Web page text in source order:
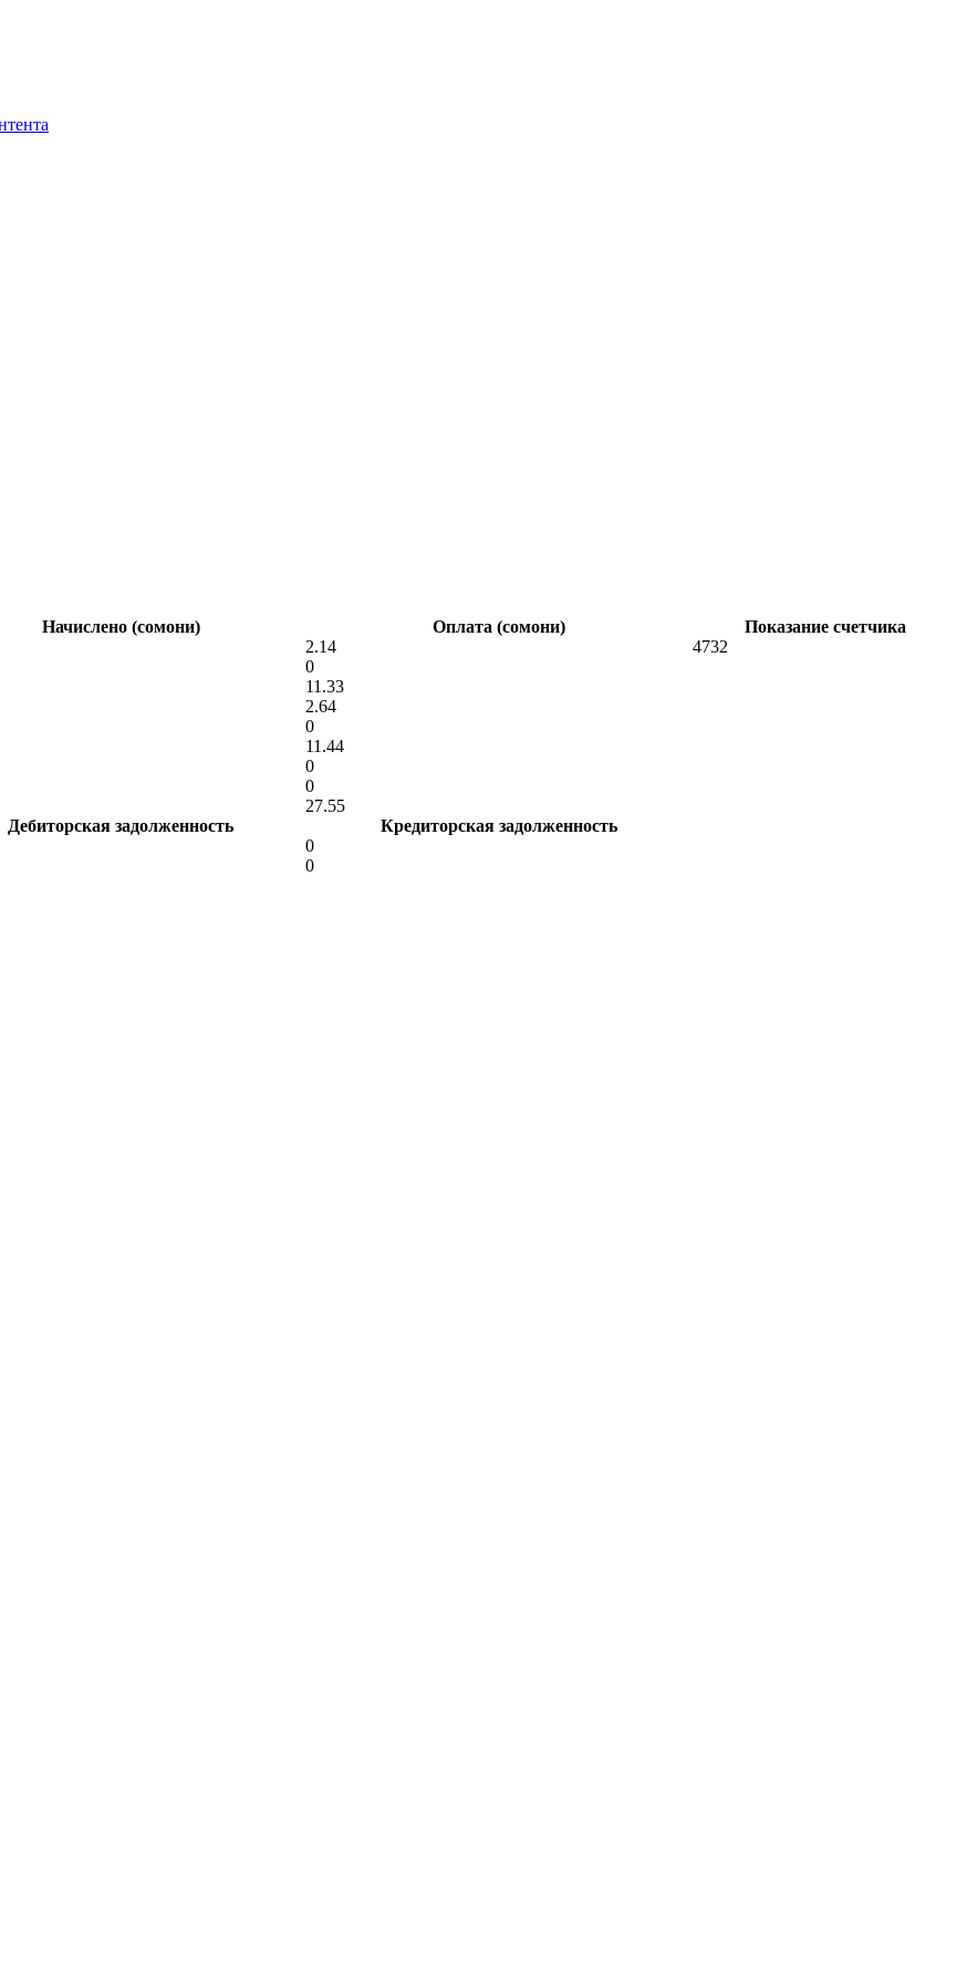
Начислено (сомони) Оплата (сомони)
Показание счетчика
2.14
4732
0
11.33
2.64
0
11.44
0
0
27.55
Дебиторская задолженность
Кредиторская задолженность
0
0